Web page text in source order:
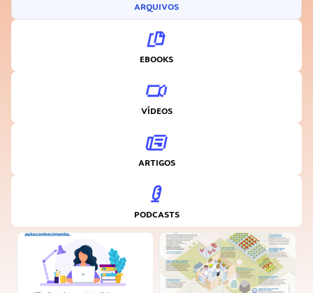
ARQUIVOS
EBOOKS
VÍDEOS
ARTIGOS
PODCASTS